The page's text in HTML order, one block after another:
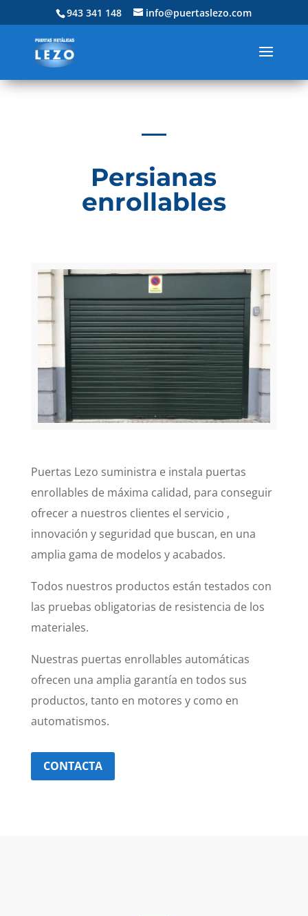
943 341 148 info@puertaslezo.com
Persianas
enrollables
Puertas Lezo suministra e instala puertas
enrollables de máxima calidad, para conseguir
ofrecer a nuestros clientes el servicio ,
innovación y seguridad que buscan, en una
amplia gama de modelos y acabados.
Todos nuestros productos están testados con
las pruebas obligatorias de resistencia de los
materiales.
Nuestras puertas enrollables automáticas
ofrecen una amplia garantía en todos sus
productos, tanto en motores y como en
automatismos.
CONTACTA